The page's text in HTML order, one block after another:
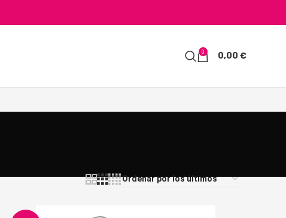
0 0,00 €